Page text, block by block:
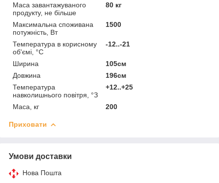
Маса завантажуваного
продукту, не більше
80 кг
Максимальна споживана
потужність, Вт
1500
Температура в корисному
об'ємі, °С
-12..-21
Ширина
105см
Довжина
196см
Температура
навколишнього повітря, °З
+12..+25
Маса, кг 200
Приховати
Умови доставки
Нова Пошта